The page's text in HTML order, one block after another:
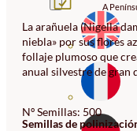
A
La arañuela (Nigella
niebla» por sus flores
follaje plumoso que
anual silvestre de gran
Nº Semillas: 500
Semillas de